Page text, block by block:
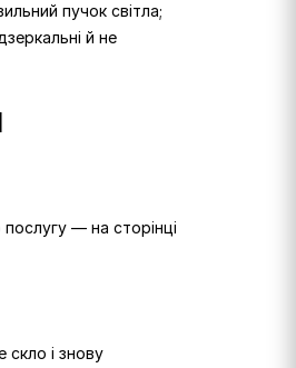
пучок світла;
й не
— на сторінці
і знову